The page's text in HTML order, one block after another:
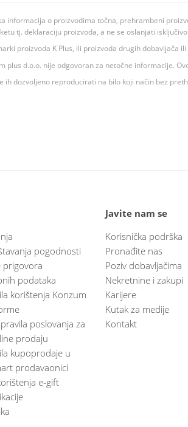
informacija o proizvodima točna, prehrambeni
tj. deklaraciju proizvoda, a ne se oslanjati
proizvoda K Plus, ili proizvoda drugih dobavljača
d.o.o. nije odgovoran za netočne informacije.
dozvoljeno reproducirati na bilo koji način bez
pogodnosti
prigovora
podataka
korištenja Konzum
poslovanja za
prodaju
kupoprodaje u
prodavaonici
e-gift
Javite nam se
Korisnička podrška
Pronađite nas
Poziv dobavljačima
Nekretnine i zakupi
Karijere
Kutak za medije
Kontakt